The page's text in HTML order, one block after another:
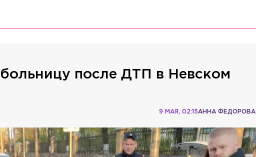
после ДТП в Невском
АННА ФЕДОРОВА
9 МАЯ, 02:15